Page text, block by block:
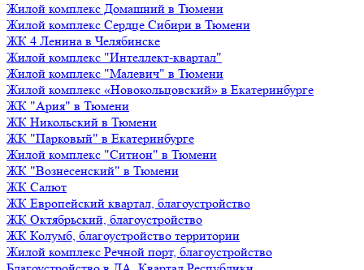
Жилой комплекс Домашний в Тюмени
Жилой комплекс Сердце Сибири в Тюмени
ЖК 4 Ленина в Челябинске
Жилой комплекс "Интеллект-квартал"
Жилой комплекс "Малевич" в Тюмени
Жилой комплекс «Новокольцовский» в Екатеринбурге
ЖК "Ария" в Тюмени
ЖК Никольский в Тюмени
ЖК "Парковый" в Екатеринбурге
Жилой комплекс "Ситион" в Тюмени
ЖК "Вознесенский" в Тюмени
ЖК Салют
ЖК Европейский квартал, благоустройство
ЖК Октябрьский, благоустройство
ЖК Колумб, благоустройство территории
Жилой комплекс Речной порт, благоустройство